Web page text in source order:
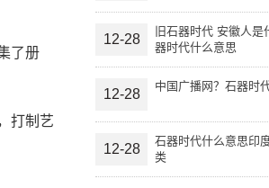
了册
打制艺
12-28
旧石器时代 安徽人
器时代什么意思
12-28
中国广播网？石器时
12-28
石器时代什么意思印
类